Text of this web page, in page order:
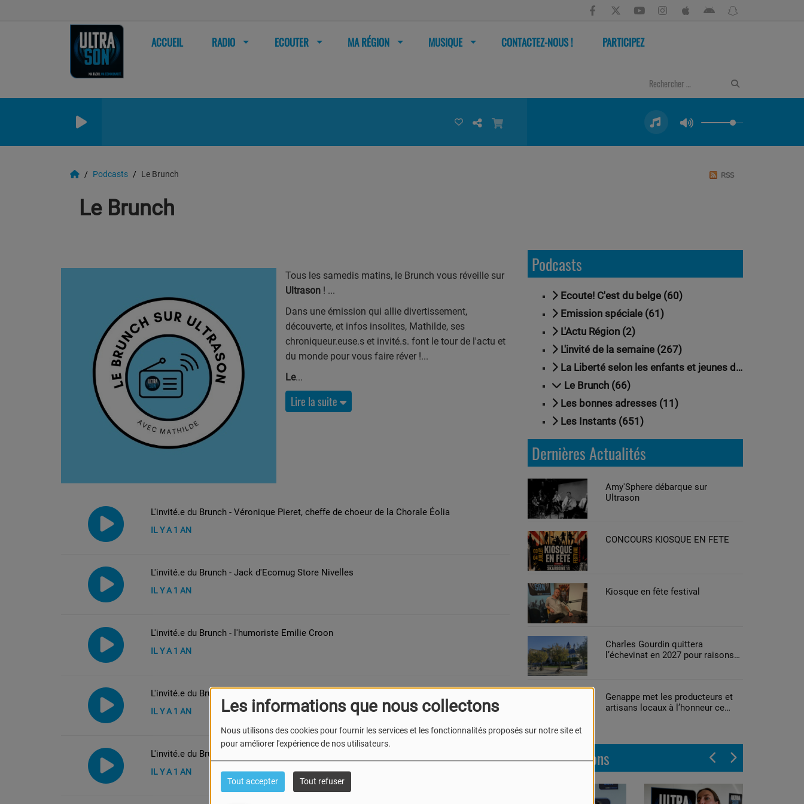
Les informations que nous collectons
Nous utilisons des cookies pour fournir les services et les fonctionnalités proposés sur notre site et
pour améliorer l'expérience de nos utilisateurs.
Tout accepter Tout refuser
ACCUEIL RADIO ECOUTER MA RÉGION MUSIQUE CONTACTEZ-NOUS ! PARTICIPEZ
Podcasts Le Brunch
Le Brunch
RSS
Tous les samedis matins, le Brunch vous réveille sur
Ultrason !
Dans une émission qui allie divertissement,
découverte, et infos insolites, Mathilde, ses
chroniqueur.euse.s et invité.s. font le tour de l'actu et
du monde pour vous faire réver !
Le
Lire la suite
L'invité.e du Brunch - Véronique Pieret, cheffe de choeur de la Chorale Éolia
IL Y A 1 AN
L'invité.e du Brunch - Jack d'Ecomug Store Nivelles
IL Y A 1 AN
L'invité.e du Brunch - l'humoriste Emilie Croon
IL Y A 1 AN
L'invité.e du Brunch - le Corps Musical Nivellois
IL Y A 1 AN
L'invité.e du Brunch - l’humoriste Mélanie Akkari
IL Y A 1 AN
Podcasts
Ecoute! C'est du belge (60)
Emission spéciale (61)
L'Actu Région (2)
L'invité de la semaine (267)
La Liberté selon les enfants et jeunes de Nivelles (18)
Le Brunch (66)
Les bonnes adresses (11)
Les Instants (651)
Dernières Actualités
Amy'Sphere débarque sur
Ultrason
CONCOURS KIOSQUE EN FETE
Kiosque en fête festival
Charles Gourdin quittera
l’échevinat en 2027 pour raisons
Genappe met les producteurs et
artisans locaux à l’honneur ce
Les émissions